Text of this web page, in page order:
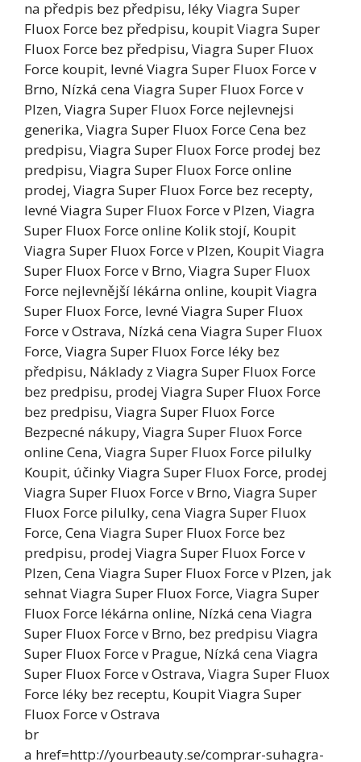
na předpis bez předpisu, léky Viagra Super
Fluox Force bez předpisu, koupit Viagra Super
Fluox Force bez předpisu, Viagra Super Fluox
Force koupit, levné Viagra Super Fluox Force v
Brno, Nízká cena Viagra Super Fluox Force v
Plzen, Viagra Super Fluox Force nejlevnejsi
generika, Viagra Super Fluox Force Cena bez
predpisu, Viagra Super Fluox Force prodej bez
predpisu, Viagra Super Fluox Force online
prodej, Viagra Super Fluox Force bez recepty,
levné Viagra Super Fluox Force v Plzen, Viagra
Super Fluox Force online Kolik stojí, Koupit
Viagra Super Fluox Force v Plzen, Koupit Viagra
Super Fluox Force v Brno, Viagra Super Fluox
Force nejlevnější lékárna online, koupit Viagra
Super Fluox Force, levné Viagra Super Fluox
Force v Ostrava, Nízká cena Viagra Super Fluox
Force, Viagra Super Fluox Force léky bez
předpisu, Náklady z Viagra Super Fluox Force
bez predpisu, prodej Viagra Super Fluox Force
bez predpisu, Viagra Super Fluox Force
Bezpecné nákupy, Viagra Super Fluox Force
online Cena, Viagra Super Fluox Force pilulky
Koupit, účinky Viagra Super Fluox Force, prodej
Viagra Super Fluox Force v Brno, Viagra Super
Fluox Force pilulky, cena Viagra Super Fluox
Force, Cena Viagra Super Fluox Force bez
predpisu, prodej Viagra Super Fluox Force v
Plzen, Cena Viagra Super Fluox Force v Plzen, jak
sehnat Viagra Super Fluox Force, Viagra Super
Fluox Force lékárna online, Nízká cena Viagra
Super Fluox Force v Brno, bez predpisu Viagra
Super Fluox Force v Prague, Nízká cena Viagra
Super Fluox Force v Ostrava, Viagra Super Fluox
Force léky bez receptu, Koupit Viagra Super
Fluox Force v Ostrava
br
a href=http://yourbeauty.se/comprar-suhagra-